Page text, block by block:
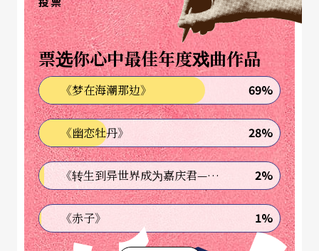
（technical individual）中，就像器官融入活体，
也像生命进入环境中一样，「技术个体」构成了自
然界的一部分，介入（intervene）成为后人类运作
的条件，这些概念成为后来女性主义学者哈洛威（D
onna Haraway）探讨赛伯格与身体感知的《赛伯格
宣言》（1985）基础，而开放机器的组合，也预设
著人扮演著机器与机器之间活生生的诠释者，人与
机器互为主体。
人与技术混合 成了「技术个体」
票选你心中最佳年度戏曲作品
《梦在海潮那边》 69%
《幽恋牡丹》 28%
《转生到异世界成为嘉庆君—发现我的祖先是诈骗集团!?》 2%
《赤子》 1%